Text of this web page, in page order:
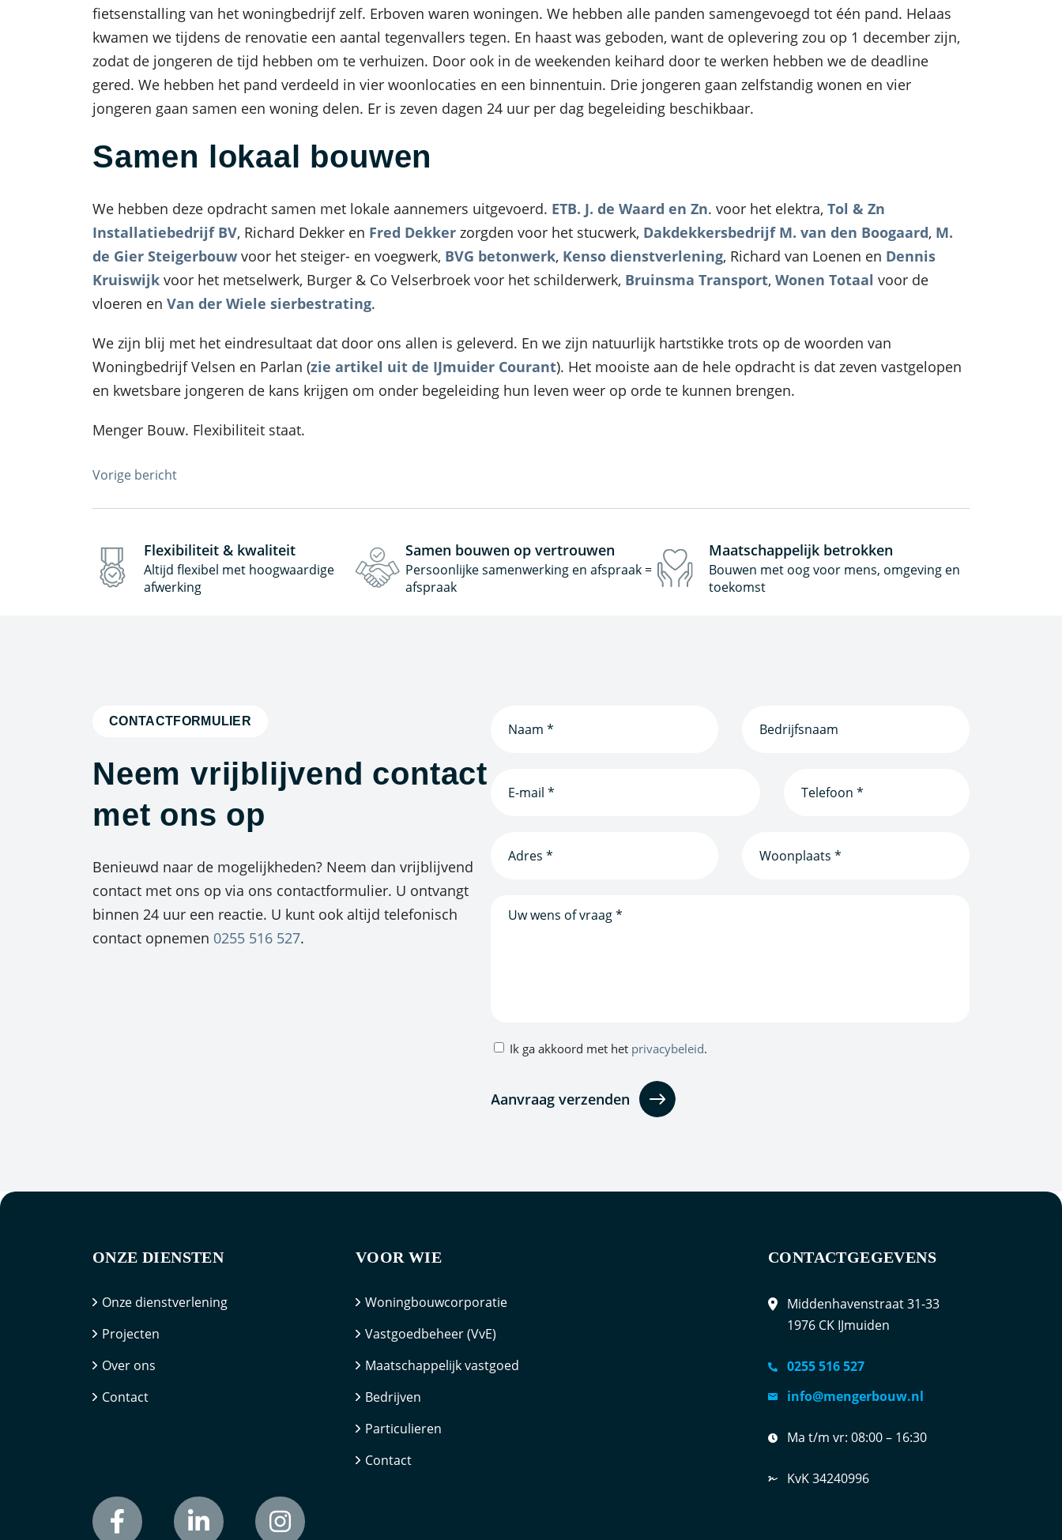
fietsenstalling van het woningbedrijf zelf. Erboven waren woningen. We hebben alle panden samengevoegd tot één pand. Helaas
kwamen we tijdens de renovatie een aantal tegenvallers tegen. En haast was geboden, want de oplevering zou op 1 december zijn,
zodat de jongeren de tijd hebben om te verhuizen. Door ook in de weekenden keihard door te werken hebben we de deadline
gered. We hebben het pand verdeeld in vier woonlocaties en een binnentuin. Drie jongeren gaan zelfstandig wonen en vier
jongeren gaan samen een woning delen. Er is zeven dagen 24 uur per dag begeleiding beschikbaar.
Samen lokaal bouwen
We hebben deze opdracht samen met lokale aannemers uitgevoerd. ETB. J. de Waard en Zn. voor het elektra, Tol & Zn
Installatiebedrijf BV, Richard Dekker en Fred Dekker zorgden voor het stucwerk, Dakdekkersbedrijf M. van den Boogaard, M.
de Gier Steigerbouw voor het steiger- en voegwerk, BVG betonwerk, Kenso dienstverlening, Richard van Loenen en Dennis
Kruiswijk voor het metselwerk, Burger & Co Velserbroek voor het schilderwerk, Bruinsma Transport, Wonen Totaal voor de
vloeren en Van der Wiele sierbestrating.
We zijn blij met het eindresultaat dat door ons allen is geleverd. En we zijn natuurlijk hartstikke trots op de woorden van
Woningbedrijf Velsen en Parlan (zie artikel uit de IJmuider Courant). Het mooiste aan de hele opdracht is dat zeven vastgelopen
en kwetsbare jongeren de kans krijgen om onder begeleiding hun leven weer op orde te kunnen brengen.
Menger Bouw. Flexibiliteit staat.
Bericht
Vorige bericht
Flexibiliteit & kwaliteit
Altijd flexibel met hoogwaardige
afwerking
Samen bouwen op vertrouwen
Persoonlijke samenwerking en afspraak =
afspraak
Maatschappelijk betrokken
Bouwen met oog voor mens, omgeving en
toekomst
CONTACTFORMULIER
Neem vrijblijvend contact
met ons op
Benieuwd naar de mogelijkheden? Neem dan vrijblijvend
contact met ons op via ons contactformulier. U ontvangt
binnen 24 uur een reactie. U kunt ook altijd telefonisch
contact opnemen 0255 516 527.
(Vereist) (Vereist)
mailadres
(Vereist)
(Vereist)
Privacybeleid
Ik ga akkoord met het privacybeleid.
ONZE DIENSTEN
Onze dienstverlening
Projecten
Over ons
Contact
VOOR WIE
Woningbouwcorporatie
Vastgoedbeheer (VvE)
Maatschappelijk vastgoed
Bedrijven
Particulieren
Contact
CONTACTGEGEVENS
Middenhavenstraat 31-33
1976 CK IJmuiden
0255 516 527
info@mengerbouw.nl
Ma t/m vr: 08:00 – 16:30
KvK 34240996